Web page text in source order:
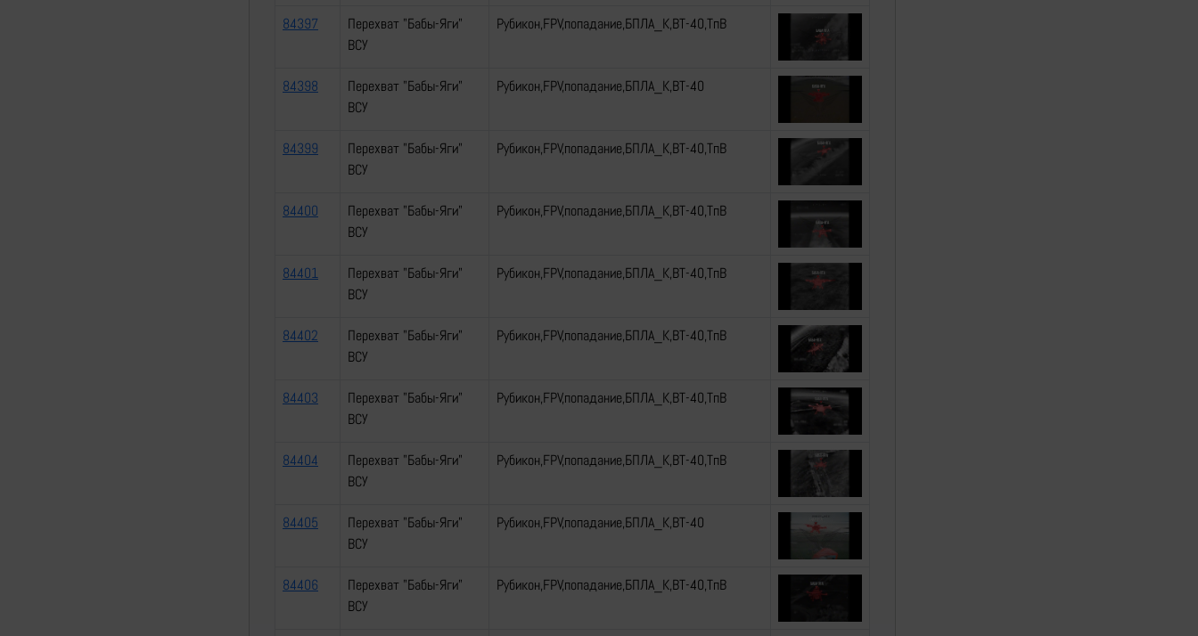
84397
Перехват "Бабы-Яги"
ВСУ
Рубикон,FPV,попадание,БПЛА_К,ВТ-40,ТпВ
84398
Перехват "Бабы-Яги"
ВСУ
Рубикон,FPV,попадание,БПЛА_К,ВТ-40
84399
Перехват "Бабы-Яги"
ВСУ
Рубикон,FPV,попадание,БПЛА_К,ВТ-40,ТпВ
84400
Перехват "Бабы-Яги"
ВСУ
Рубикон,FPV,попадание,БПЛА_К,ВТ-40,ТпВ
84401
Перехват "Бабы-Яги"
ВСУ
Рубикон,FPV,попадание,БПЛА_К,ВТ-40,ТпВ
84402
Перехват "Бабы-Яги"
ВСУ
Рубикон,FPV,попадание,БПЛА_К,ВТ-40,ТпВ
84403
Перехват "Бабы-Яги"
ВСУ
Рубикон,FPV,попадание,БПЛА_К,ВТ-40,ТпВ
84404
Перехват "Бабы-Яги"
ВСУ
Рубикон,FPV,попадание,БПЛА_К,ВТ-40,ТпВ
84405
Перехват "Бабы-Яги"
ВСУ
Рубикон,FPV,попадание,БПЛА_К,ВТ-40
84406
Перехват "Бабы-Яги"
ВСУ
Рубикон,FPV,попадание,БПЛА_К,ВТ-40,ТпВ